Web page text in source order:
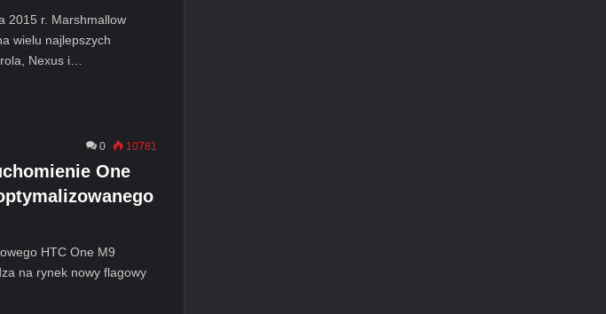
2015 r. Marshmallow
wielu najlepszych
Nexus i…
0 10781
One
HTC One M9
na rynek nowy flagowy